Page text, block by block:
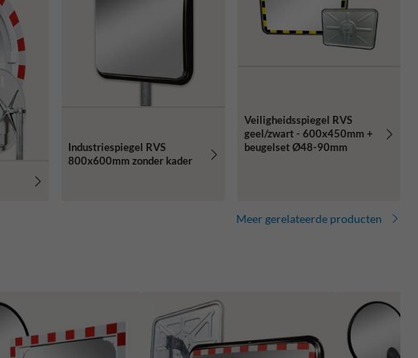
Industriespiegel RVS
800x600mm zonder kader
Veiligheidsspiegel RVS
geel/zwart - 600x450mm +
beugelset Ø48-90mm
Meer gerelateerde producten